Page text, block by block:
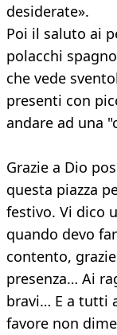
desiderate».
Poi il saluto ai
polacchi
che vede
presenti con
andare ad una
Grazie a Dio
questa piazza
festivo. Vi dico
quando devo
contento,
presenza… Ai
bravi… E a tutti
favore non